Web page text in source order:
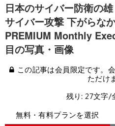
日本のサイバー防衛の
サイバー攻撃 下がらな
PREMIUM Monthly
目の写真・画像
この記事は会員限定です。
ただけ
残り: 27文字/
無料・有料プランを選択